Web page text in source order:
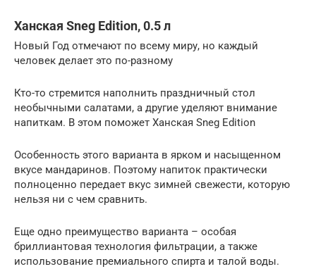
Ханская Sneg Edition, 0.5 л
Новый Год отмечают по всему миру, но каждый
человек делает это по-разному
Кто-то стремится наполнить праздничный стол
необычными салатами, а другие уделяют внимание
напиткам. В этом поможет Ханская Sneg Edition
Особенность этого варианта в ярком и насыщенном
вкусе мандаринов. Поэтому напиток практически
полноценно передает вкус зимней свежести, которую
нельзя ни с чем сравнить.
Еще одно преимущество варианта – особая
бриллиантовая технология фильтрации, а также
использование премиального спирта и талой воды.